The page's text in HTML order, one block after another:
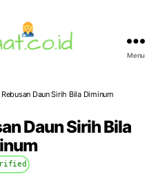
Menu
Daun Sirih Bila Diminum
Daun Sirih Bila